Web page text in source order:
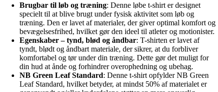
Brugbar til løb og træning: Denne løbe t-shirt er designet
specielt til at blive brugt under fysisk aktivitet som løb og
træning. Den er lavet af materialer, der giver optimal komfort og
bevægelsesfrihed, hvilket gør den ideel til atleter og motionister.
Egenskaber – tynd, blød og åndbar: T-shirten er lavet af
tyndt, blødt og åndbart materiale, der sikrer, at du forbliver
komfortabel og tør under din træning. Dette gør det muligt for
din hud at ånde og forhindrer overophedning og ubehag.
NB Green Leaf Standard: Denne t-shirt opfylder NB Green
Leaf Standard, hvilket betyder, at mindst 50% af materialet er